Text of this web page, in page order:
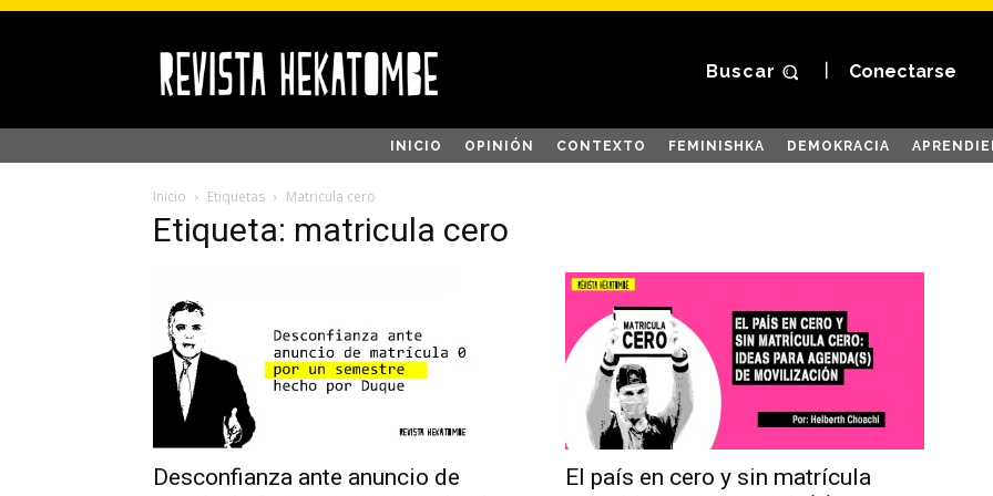
Buscar Conectarse
INICIO OPINIÓN CONTEXTO FEMINISHKA DEMOKRACIA
Inicio Etiquetas Matricula cero
Etiqueta: matricula cero
Desconfianza ante anuncio de
El país en cero y sin matrícula